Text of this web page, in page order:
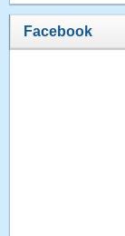
Facebook